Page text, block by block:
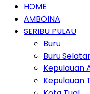
HOME
AMBOINA
SERIBU PULAU
Buru
Buru
Kepulauan
Kepulauan